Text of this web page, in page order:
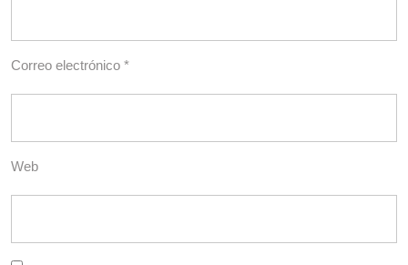
Correo electrónico *
Web